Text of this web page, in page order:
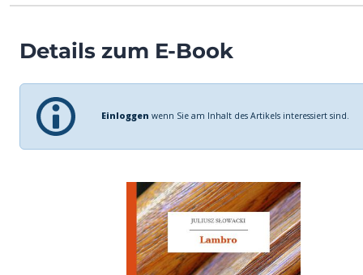
Details zum E-Book
Einloggen wenn Sie am Inhalt des Artikels interessiert sind.